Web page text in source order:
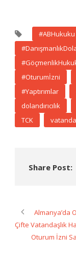
#ABHukuku
#Oturumİzni
#Yaptırımlar
dolandırıcılık
TCK
Share Post:
Almanya’da
Çifte Vatandaşlık
Oturum İzni